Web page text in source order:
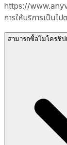
https://
การให้บริการเป็นไ
สามารถซื้อไมโครชิ